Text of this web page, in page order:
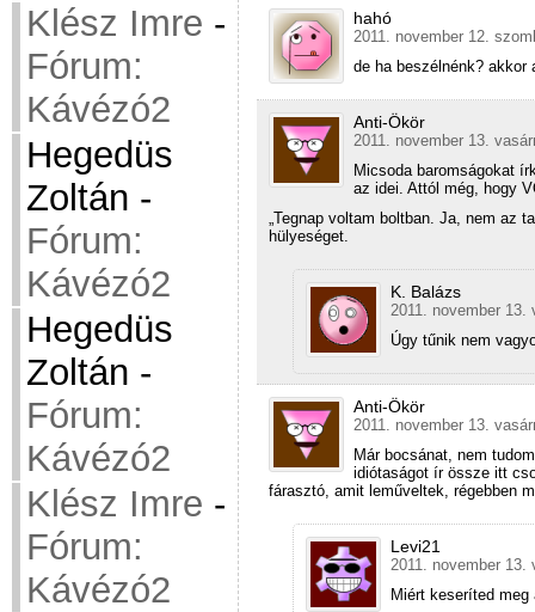
Klész Imre -
Fórum:
Kávézó2
Hegedüs
Zoltán -
Fórum:
Kávézó2
Hegedüs
Zoltán -
Fórum:
Kávézó2
Klész Imre -
Fórum:
Kávézó2
hahó
2011. november 12.
de ha beszélnénk? akkor
Anti-Ökör
2011. november 13.
Micsoda baromságokat
az idei. Attól még, hogy
„Tegnap voltam boltban. Ja, nem az
hülyeséget.
K. Balázs
2011. november 13.
Úgy tűnik nem
Anti-Ökör
2011. november 13.
Már bocsánat, nem
idiótaságot ír össze itt
fárasztó, amit leműveltek, régebben
Levi21
2011. november 13.
Miért keseríted meg